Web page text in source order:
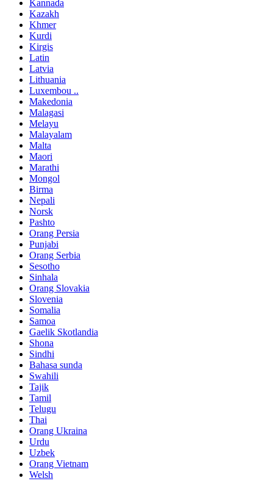
Kannada
Kazakh
Khmer
Kurdi
Kirgis
Latin
Latvia
Lithuania
Luxembou ..
Makedonia
Malagasi
Melayu
Malayalam
Malta
Maori
Marathi
Mongol
Birma
Nepali
Norsk
Pashto
Orang Persia
Punjabi
Orang Serbia
Sesotho
Sinhala
Orang Slovakia
Slovenia
Somalia
Samoa
Gaelik Skotlandia
Shona
Sindhi
Bahasa sunda
Swahili
Tajik
Tamil
Telugu
Thai
Orang Ukraina
Urdu
Uzbek
Orang Vietnam
Welsh